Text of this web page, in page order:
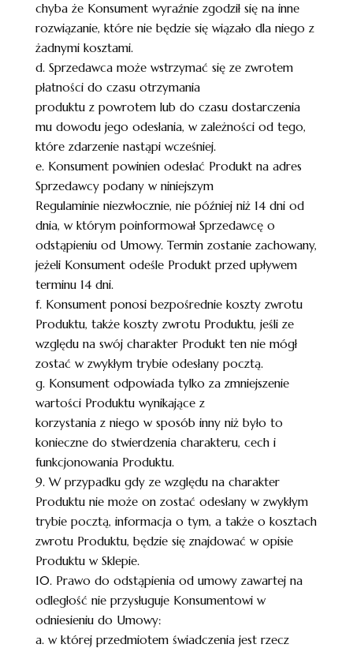
chyba że Konsument wyraźnie zgodził się na inne
rozwiązanie, które nie będzie się wiązało dla niego z
żadnymi kosztami.
d. Sprzedawca może wstrzymać się ze zwrotem
płatności do czasu otrzymania
produktu z powrotem lub do czasu dostarczenia
mu dowodu jego odesłania, w zależności od tego,
które zdarzenie nastąpi wcześniej.
e. Konsument powinien odesłać Produkt na adres
Sprzedawcy podany w niniejszym
Regulaminie niezwłocznie, nie później niż 14 dni od
dnia, w którym poinformował Sprzedawcę o
odstąpieniu od Umowy. Termin zostanie zachowany,
jeżeli Konsument odeśle Produkt przed upływem
terminu 14 dni.
f. Konsument ponosi bezpośrednie koszty zwrotu
Produktu, także koszty zwrotu Produktu, jeśli ze
względu na swój charakter Produkt ten nie mógł
zostać w zwykłym trybie odesłany pocztą.
g. Konsument odpowiada tylko za zmniejszenie
wartości Produktu wynikające z
korzystania z niego w sposób inny niż było to
konieczne do stwierdzenia charakteru, cech i
funkcjonowania Produktu.
9. W przypadku gdy ze względu na charakter
Produktu nie może on zostać odesłany w zwykłym
trybie pocztą, informacja o tym, a także o kosztach
zwrotu Produktu, będzie się znajdować w opisie
Produktu w Sklepie.
10. Prawo do odstąpienia od umowy zawartej na
odległość nie przysługuje Konsumentowi w
odniesieniu do Umowy:
a. w której przedmiotem świadczenia jest rzecz